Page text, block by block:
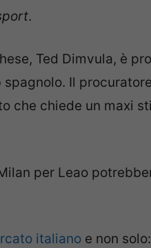
.
Ted Dimvula, è
Il
che chiede un maxi
per Leao
italiano e non solo: